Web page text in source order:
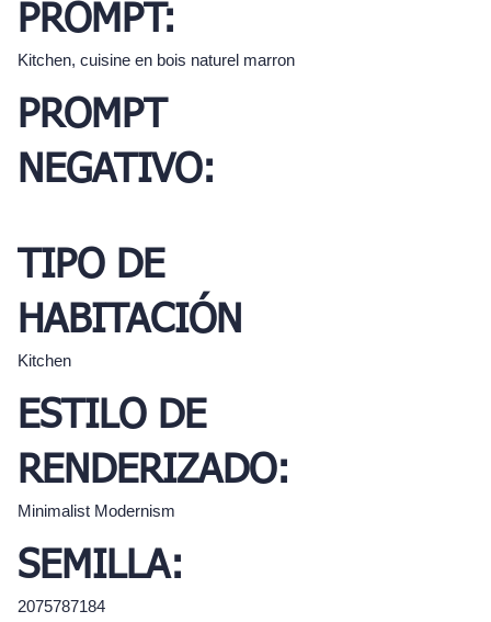
PROMPT:
Kitchen, cuisine en bois naturel marron
PROMPT
NEGATIVO:
TIPO DE
HABITACIÓN
Kitchen
ESTILO DE
RENDERIZADO:
Minimalist Modernism
SEMILLA:
2075787184